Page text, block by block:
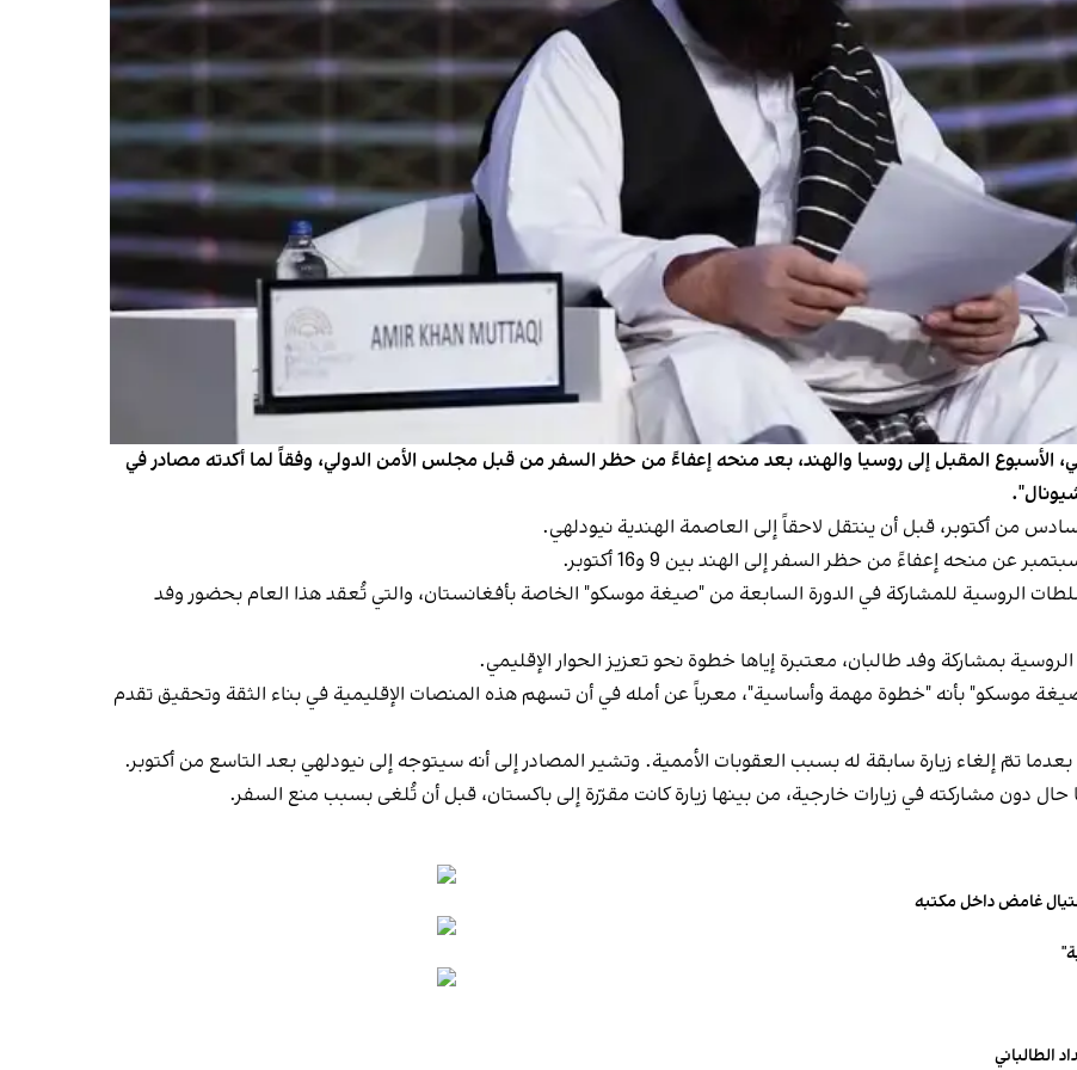
الأسبوع المقبل إلى روسيا والهند، بعد منحه إعفاءً من حظر السفر من قبل مجلس الأمن الدولي، وفقاً لما أكدته مصادر في
من أكتوبر، قبل أن ينتقل لاحقاً إلى العاصمة الهندية نيودلهي.
الروسية للمشاركة في الدورة السابعة من "صيغة موسكو" الخاصة بأفغانستان، والتي تُعقد هذا العام بحضور وفد
بمشاركة وفد طالبان، معتبرة إياها خطوة نحو تعزيز الحوار الإقليمي.
موسكو" بأنه "خطوة مهمة وأساسية"، معرباً عن أمله في أن تسهم هذه المنصات الإقليمية في بناء الثقة وتحقيق تقدم
بعدما تمّ إلغاء زيارة سابقة له بسبب العقوبات الأممية. وتشير المصادر إلى أنه سيتوجه إلى نيودلهي بعد التاسع من أكتوبر.
حال دون مشاركته في زيارات خارجية، من بينها زيارة كانت مقرّرة إلى باكستان، قبل أن تُلغى بسبب منع السفر.
غامض داخل مكتبه
الطالباني